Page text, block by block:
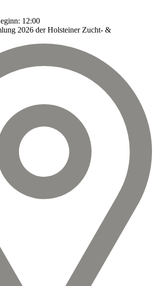
12:00
2026 der Holsteiner Zucht- &